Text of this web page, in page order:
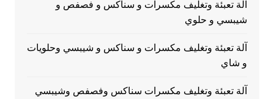
آلة تعبئة وتغليف مكسرات و سناكس و فصفص و
شيبسي و حلوي
آلة تعبئة وتغليف مكسرات و سناكس و شيبسي وحلويات
و شاي
آلة تعبئة وتغليف مكسرات سناكس وفصفص وشيبسي